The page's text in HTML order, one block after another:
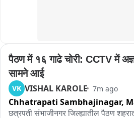
पैठण में १६ गाढे चोरी: CCTV में
सामने आई
VK VISHAL KAROLE 7m ago
Chhatrapati Sambhajinagar,
छत्रपती संभाजीनगर जिल्ह्यातील पैठण